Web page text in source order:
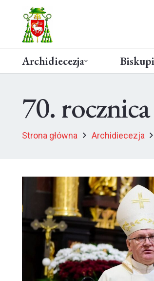
Archidiecezja
70.
Strona główna Archidiecezja